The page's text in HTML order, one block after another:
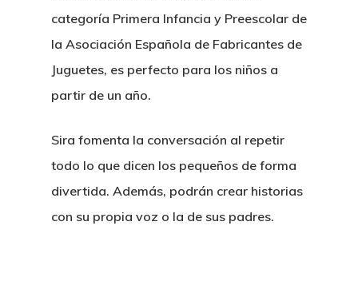
categoría Primera Infancia y Preescolar de
la Asociación Española de Fabricantes de
Juguetes, es perfecto para los niños a
partir de un año.
Sira fomenta la conversación al repetir
todo lo que dicen los pequeños de forma
divertida. Además, podrán crear historias
con su propia voz o la de sus padres.